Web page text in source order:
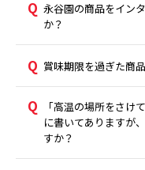
永谷園の商品をイン
か？
賞味期限を過ぎた商
「高温の場所をさけ
に書いてありますが
すか？